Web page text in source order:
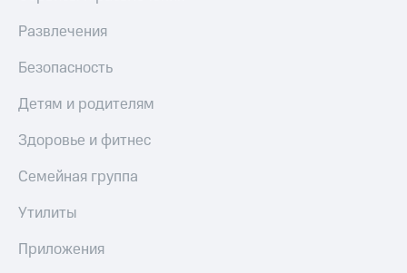
Развлечения
Безопасность
Детям и родителям
Здоровье и фитнес
Семейная группа
Утилиты
Приложения